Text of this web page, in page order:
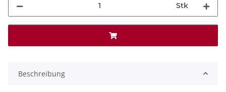
Stk
Beschreibung